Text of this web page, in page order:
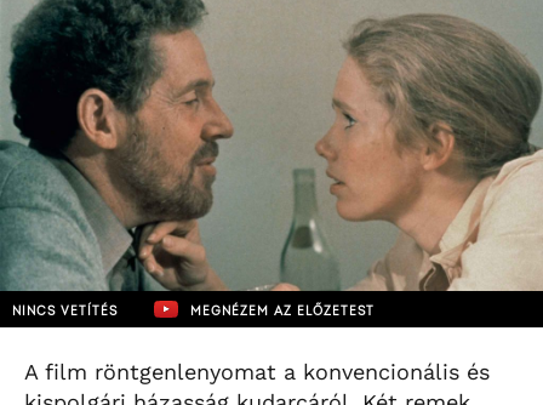
NINCS VETÍTÉS MEGNÉZEM AZ ELŐZETEST
A film röntgenlenyomat a konvencionális és